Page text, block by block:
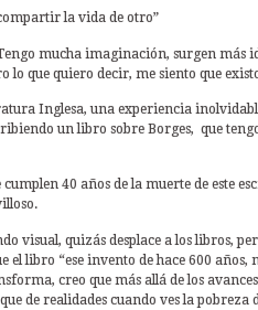
la vida de otro”
mucha imaginación, surgen más
lo que quiero decir, me siento que
Inglesa, una experiencia
un libro sobre Borges, que
cumplen 40 años de la muerte de este
visual, quizás desplace a los libros,
el libro “ese invento de hace 600
creo que más allá de los
de realidades cuando ves la pobreza